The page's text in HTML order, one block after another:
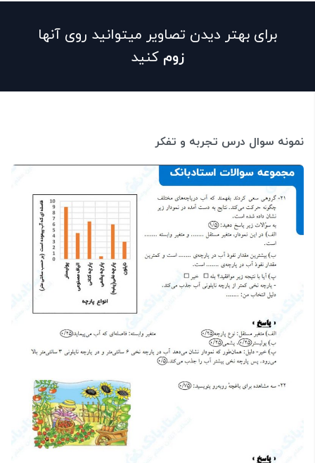
برای بهتر دیدن تصاویر میتوانید روی آنها
زوم کنید
نمونه سوال درس تجربه و تفکر